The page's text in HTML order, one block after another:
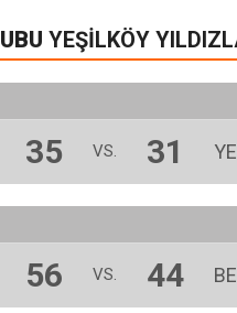
YEŞİLKÖY
35 VS. 31
56 VS. 44